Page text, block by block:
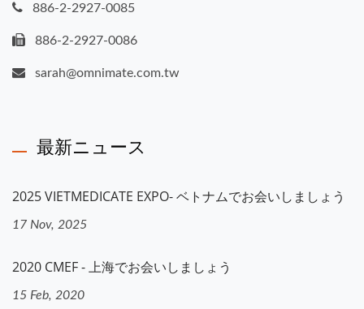
886-2-2927-0085
886-2-2927-0086
sarah@omnimate.com.tw
最新ニュース
2025 VIETMEDICATE EXPO- ベトナムでお会いしましょう
17 Nov, 2025
2020 CMEF - 上海でお会いしましょう
15 Feb, 2020